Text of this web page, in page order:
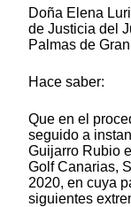
Doña Elena
de Justicia del
Palmas de
Hace saber:
Que en el
seguido a
Guijarro Rubio
Golf Canarias,
2020, en cuya
siguientes